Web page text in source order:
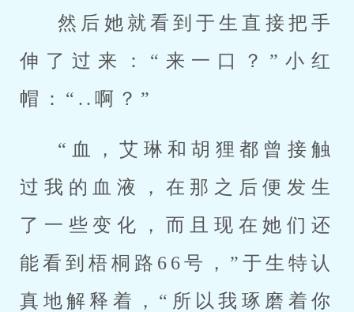
然后她就看到于生直接把手
伸了过来：“来一口？”小红
帽：“..啊？”
“血，艾琳和胡狸都曾接触
过我的血液，在那之后便发生
了一些变化，而且现在她们还
能看到梧桐路66号，”于生特认
真地解释着，“所以我琢磨着你